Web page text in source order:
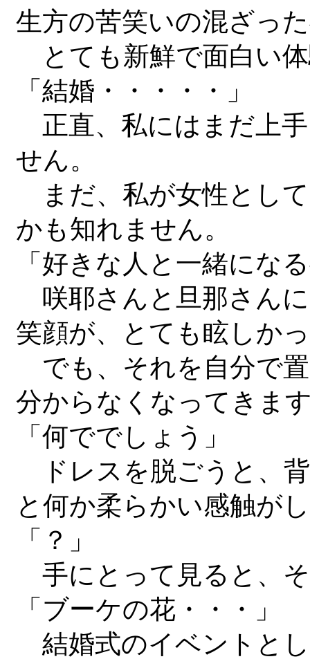
生方の苦笑いの混ざっ
とても新鮮で面白い
「結婚・・・・・」
正直、私にはまだ上
せん。
まだ、私が女性とし
かも知れません。
「好きな人と一緒にな
咲耶さんと旦那さん
笑顔が、とても眩しか
でも、それを自分で
分からなくなってきま
「何ででしょう」
ドレスを脱ごうと、
と何か柔らかい感触が
「？」
手にとって見ると、
「ブーケの花・・・」
結婚式のイベントと